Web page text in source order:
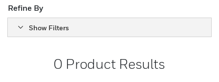
Refine By
Show Filters
0 Product Results